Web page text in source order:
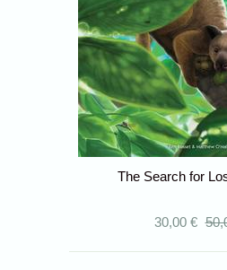
The Search for
30,00 €